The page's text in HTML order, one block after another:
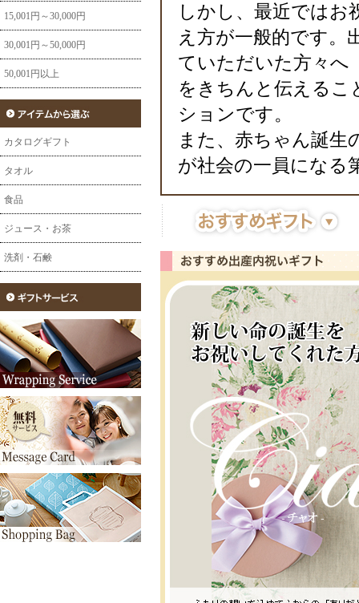
15,001円～30,000円
30,001円～50,000円
50,001円以上
カタログギフト
タオル
食品
ジュース・お茶
洗剤・石鹸
しかし、最近では
え方が一般的です。
ていただいた方々へ
をきちんと伝えるこ
ションです。
また、赤ちゃん誕生
が社会の一員になる